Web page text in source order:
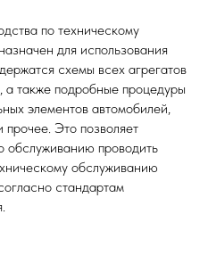
по техническому
для использования
схемы всех агрегатов
а также подробные процедуры
элементов автомобилей,
Это позволяет
обслуживанию проводить
обслуживанию
стандартам